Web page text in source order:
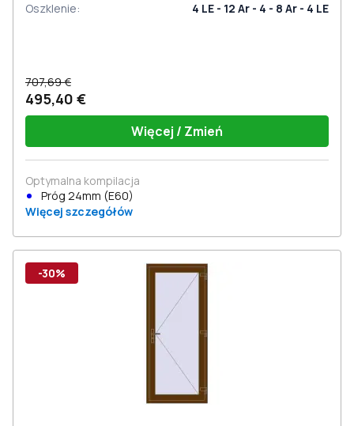
Oszklenie: 4 LE - 12 Ar - 4 - 8 Ar - 4 LE
707,69 €
495,40 €
Więcej / Zmień
Optymalna kompilacja
Próg 24mm (E60)
Więcej szczegółów
-30%